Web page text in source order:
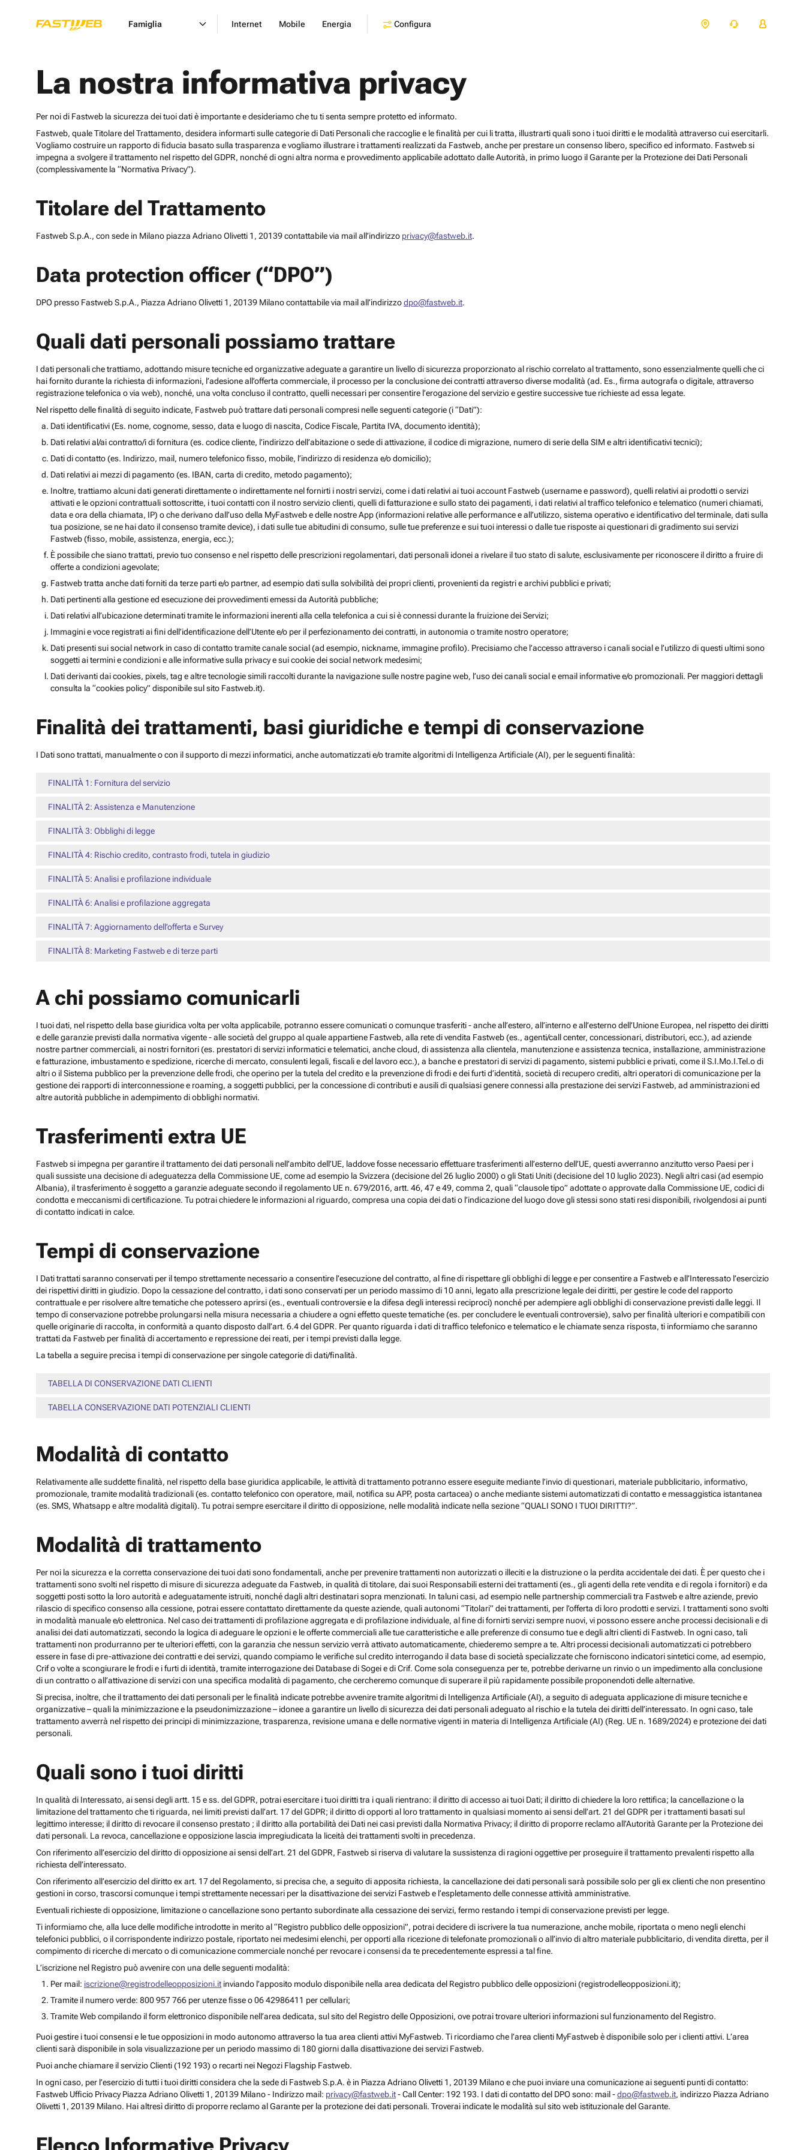
Famiglia Internet Mobile Energia Configura
La nostra informativa privacy
Per noi di Fastweb la sicurezza dei tuoi dati è importante e desideriamo che tu ti senta sempre protetto ed informato.
Fastweb, quale Titolare del Trattamento, desidera informarti sulle categorie di Dati Personali che raccoglie e le finalità per cui li tratta, illustrarti quali sono i tuoi diritti e le modalità attraverso cui esercitarli.
Vogliamo costruire un rapporto di fiducia basato sulla trasparenza e vogliamo illustrare i trattamenti realizzati da Fastweb, anche per prestare un consenso libero, specifico ed informato. Fastweb si
impegna a svolgere il trattamento nel rispetto del GDPR, nonché di ogni altra norma e provvedimento applicabile adottato dalle Autorità, in primo luogo il Garante per la Protezione dei Dati Personali
(complessivamente la “Normativa Privacy”).
Titolare del Trattamento
Fastweb S.p.A., con sede in Milano piazza Adriano Olivetti 1, 20139 contattabile via mail all’indirizzo privacy@fastweb.it.
Data protection officer (“DPO”)
DPO presso Fastweb S.p.A., Piazza Adriano Olivetti 1, 20139 Milano contattabile via mail all’indirizzodpo@fastweb.it.
Quali dati personali possiamo trattare
I dati personali che trattiamo, adottando misure tecniche ed organizzative adeguate a garantire un livello di sicurezza proporzionato al rischio correlato al trattamento, sono essenzialmente quelli che ci
hai fornito durante la richiesta di informazioni, l’adesione all’offerta commerciale, il processo per la conclusione dei contratti attraverso diverse modalità (ad. Es., firma autografa o digitale, attraverso
registrazione telefonica o via web), nonché, una volta concluso il contratto, quelli necessari per consentire l’erogazione del servizio e gestire successive tue richieste ad essa legate.
Nel rispetto delle finalità di seguito indicate, Fastweb può trattare dati personali compresi nelle seguenti categorie (i “Dati”):
Dati identificativi (Es. nome, cognome, sesso, data e luogo di nascita, Codice Fiscale, Partita IVA, documento identità);
Dati relativi al/ai contratto/i di fornitura (es. codice cliente, l’indirizzo dell’abitazione o sede di attivazione, il codice di migrazione, numero di serie della SIM e altri identificativi tecnici);
Dati di contatto (es. Indirizzo, mail, numero telefonico fisso, mobile, l’indirizzo di residenza e/o domicilio);
Dati relativi ai mezzi di pagamento (es. IBAN, carta di credito, metodo pagamento);
Inoltre, trattiamo alcuni dati generati direttamente o indirettamente nel fornirti i nostri servizi, come i dati relativi ai tuoi account Fastweb (username e password), quelli relativi ai prodotti o servizi
attivati e le opzioni contrattuali sottoscritte, i tuoi contatti con il nostro servizio clienti, quelli di fatturazione e sullo stato dei pagamenti, i dati relativi al traffico telefonico e telematico (numeri chiamati,
data e ora della chiamata, IP) o che derivano dall’uso della MyFastweb e delle nostre App (informazioni relative alle performance e all’utilizzo, sistema operativo e identificativo del terminale, dati sulla
tua posizione, se ne hai dato il consenso tramite device), i dati sulle tue abitudini di consumo, sulle tue preferenze e sui tuoi interessi o dalle tue risposte ai questionari di gradimento sui servizi
Fastweb (fisso, mobile, assistenza, energia, ecc.);
È possibile che siano trattati, previo tuo consenso e nel rispetto delle prescrizioni regolamentari, dati personali idonei a rivelare il tuo stato di salute, esclusivamente per riconoscere il diritto a fruire di
offerte a condizioni agevolate;
Fastweb tratta anche dati forniti da terze parti e/o partner, ad esempio dati sulla solvibilità dei propri clienti, provenienti da registri e archivi pubblici e privati;
Dati pertinenti alla gestione ed esecuzione dei provvedimenti emessi da Autorità pubbliche;
Dati relativi all’ubicazione determinati tramite le informazioni inerenti alla cella telefonica a cui si è connessi durante la fruizione dei Servizi;
Immagini e voce registrati ai fini dell’identificazione dell’Utente e/o per il perfezionamento dei contratti, in autonomia o tramite nostro operatore;
Dati presenti sui social network in caso di contatto tramite canale social (ad esempio, nickname, immagine profilo). Precisiamo che l’accesso attraverso i canali social e l’utilizzo di questi ultimi sono
soggetti ai termini e condizioni e alle informative sulla privacy e sui cookie dei social network medesimi;
Dati derivanti dai cookies, pixels, tag e altre tecnologie simili raccolti durante la navigazione sulle nostre pagine web, l’uso dei canali social e email informative e/o promozionali. Per maggiori dettagli
consulta la “cookies policy” disponibile sul sito Fastweb.it).
Finalità dei trattamenti, basi giuridiche e tempi di conservazione
I Dati sono trattati, manualmente o con il supporto di mezzi informatici, anche automatizzati e/o tramite algoritmi di Intelligenza Artificiale (AI), per le seguenti finalità:
FINALITÀ 1: Fornitura del servizio
FINALITÀ 2: Assistenza e Manutenzione
FINALITÀ 3: Obblighi di legge
FINALITÀ 4: Rischio credito, contrasto frodi, tutela in giudizio
FINALITÀ 5: Analisi e profilazione individuale
FINALITÀ 6: Analisi e profilazione aggregata
FINALITÀ 7: Aggiornamento dell’offerta e Survey
FINALITÀ 8: Marketing Fastweb e di terze parti
A chi possiamo comunicarli
I tuoi dati, nel rispetto della base giuridica volta per volta applicabile, potranno essere comunicati o comunque trasferiti - anche all’estero, all’interno e all’esterno dell’Unione Europea, nel rispetto dei diritti
e delle garanzie previsti dalla normativa vigente - alle società del gruppo al quale appartiene Fastweb, alla rete di vendita Fastweb (es., agenti/call center, concessionari, distributori, ecc.), ad aziende
nostre partner commerciali, ai nostri fornitori (es. prestatori di servizi informatici e telematici, anche cloud, di assistenza alla clientela, manutenzione e assistenza tecnica, installazione, amministrazione
e fatturazione, imbustamento e spedizione, ricerche di mercato, consulenti legali, fiscali e del lavoro ecc.), a banche e prestatori di servizi di pagamento, sistemi pubblici e privati, come il S.I.Mo.I.Tel.o di
altri o il Sistema pubblico per la prevenzione delle frodi, che operino per la tutela del credito e la prevenzione di frodi e dei furti d’identità, società di recupero crediti, altri operatori di comunicazione per la
gestione dei rapporti di interconnessione e roaming, a soggetti pubblici, per la concessione di contributi e ausili di qualsiasi genere connessi alla prestazione dei servizi Fastweb, ad amministrazioni ed
altre autorità pubbliche in adempimento di obblighi normativi.
Trasferimenti extra UE
Fastweb si impegna per garantire il trattamento dei dati personali nell’ambito dell’UE, laddove fosse necessario effettuare trasferimenti all’esterno dell’UE, questi avverranno anzitutto verso Paesi per i
quali sussiste una decisione di adeguatezza della Commissione UE, come ad esempio la Svizzera (decisione del 26 luglio 2000) o gli Stati Uniti (decisione del 10 luglio 2023). Negli altri casi (ad esempio
Albania), il trasferimento è soggetto a garanzie adeguate secondo il regolamento UE n. 679/2016, artt. 46, 47 e 49, comma 2, quali “clausole tipo” adottate o approvate dalla Commissione UE, codici di
condotta e meccanismi di certificazione. Tu potrai chiedere le informazioni al riguardo, compresa una copia dei dati o l’indicazione del luogo dove gli stessi sono stati resi disponibili, rivolgendosi ai punti
di contatto indicati in calce.
Tempi di conservazione
I Dati trattati saranno conservati per il tempo strettamente necessario a consentire l’esecuzione del contratto, al fine di rispettare gli obblighi di legge e per consentire a Fastweb e all’Interessato l’esercizio
dei rispettivi diritti in giudizio. Dopo la cessazione del contratto, i dati sono conservati per un periodo massimo di 10 anni, legato alla prescrizione legale dei diritti, per gestire le code del rapporto
contrattuale e per risolvere altre tematiche che potessero aprirsi (es., eventuali controversie e la difesa degli interessi reciproci) nonché per adempiere agli obblighi di conservazione previsti dalle leggi. Il
tempo di conservazione potrebbe prolungarsi nella misura necessaria a chiudere a ogni effetto queste tematiche (es. per concludere le eventuali controversie), salvo per finalità ulteriori e compatibili con
quelle originarie di raccolta, in conformità a quanto disposto dall’art. 6.4 del GDPR. Per quanto riguarda i dati di traffico telefonico e telematico e le chiamate senza risposta, ti informiamo che saranno
trattati da Fastweb per finalità di accertamento e repressione dei reati, per i tempi previsti dalla legge.
La tabella a seguire precisa i tempi di conservazione per singole categorie di dati/finalità.
TABELLA DI CONSERVAZIONE DATI CLIENTI
TABELLA CONSERVAZIONE DATI POTENZIALI CLIENTI
Modalità di contatto
Relativamente alle suddette finalità, nel rispetto della base giuridica applicabile, le attività di trattamento potranno essere eseguite mediante l’invio di questionari, materiale pubblicitario, informativo,
promozionale, tramite modalità tradizionali (es. contatto telefonico con operatore, mail, notifica su APP, posta cartacea) o anche mediante sistemi automatizzati di contatto e messaggistica istantanea
(es. SMS, Whatsapp e altre modalità digitali). Tu potrai sempre esercitare il diritto di opposizione, nelle modalità indicate nella sezione “QUALI SONO I TUOI DIRITTI?”.
Modalità di trattamento
Per noi la sicurezza e la corretta conservazione dei tuoi dati sono fondamentali, anche per prevenire trattamenti non autorizzati o illeciti e la distruzione o la perdita accidentale dei dati. È per questo che i
trattamenti sono svolti nel rispetto di misure di sicurezza adeguate da Fastweb, in qualità di titolare, dai suoi Responsabili esterni dei trattamenti (es., gli agenti della rete vendita e di regola i fornitori) e da
soggetti posti sotto la loro autorità e adeguatamente istruiti, nonché dagli altri destinatari sopra menzionati. In taluni casi, ad esempio nelle partnership commerciali tra Fastweb e altre aziende, previo
rilascio di specifico consenso alla cessione, potrai essere contattato direttamente da queste aziende, quali autonomi “Titolari” dei trattamenti, per l’offerta di loro prodotti e servizi. I trattamenti sono svolti
in modalità manuale e/o elettronica. Nel caso dei trattamenti di profilazione aggregata e di profilazione individuale, al fine di fornirti servizi sempre nuovi, vi possono essere anche processi decisionali e di
analisi dei dati automatizzati, secondo la logica di adeguare le opzioni e le offerte commerciali alle tue caratteristiche e alle preferenze di consumo tue e degli altri clienti di Fastweb. In ogni caso, tali
trattamenti non produrranno per te ulteriori effetti, con la garanzia che nessun servizio verrà attivato automaticamente, chiederemo sempre a te. Altri processi decisionali automatizzati ci potrebbero
essere in fase di pre-attivazione dei contratti e dei servizi, quando compiamo le verifiche sul credito interrogando il data base di società specializzate che forniscono indicatori sintetici come, ad esempio,
Crif o volte a scongiurare le frodi e i furti di identità, tramite interrogazione dei Database di Sogei e di Crif. Come sola conseguenza per te, potrebbe derivarne un rinvio o un impedimento alla conclusione
di un contratto o all’attivazione di servizi con una specifica modalità di pagamento, che cercheremo comunque di superare il più rapidamente possibile proponendoti delle alternative.
Si precisa, inoltre, che il trattamento dei dati personali per le finalità indicate potrebbe avvenire tramite algoritmi di Intelligenza Artificiale (AI), a seguito di adeguata applicazione di misure tecniche e
organizzative – quali la minimizzazione e la pseudonimizzazione – idonee a garantire un livello di sicurezza dei dati personali adeguato al rischio e la tutela dei diritti dell’interessato. In ogni caso, tale
trattamento avverrà nel rispetto dei principi di minimizzazione, trasparenza, revisione umana e delle normative vigenti in materia di Intelligenza Artificiale (AI) (Reg. UE n. 1689/2024) e protezione dei dati
personali.
Quali sono i tuoi diritti
In qualità di Interessato, ai sensi degli artt. 15 e ss. del GDPR, potrai esercitare i tuoi diritti tra i quali rientrano: il diritto di accesso ai tuoi Dati; il diritto di chiedere la loro rettifica; la cancellazione o la
limitazione del trattamento che ti riguarda, nei limiti previsti dall’art. 17 del GDPR; il diritto di opporti al loro trattamento in qualsiasi momento ai sensi dell’art. 21 del GDPR per i trattamenti basati sul
legittimo interesse; il diritto di revocare il consenso prestato ; il diritto alla portabilità dei Dati nei casi previsti dalla Normativa Privacy; il diritto di proporre reclamo all’Autorità Garante per la Protezione dei
dati personali. La revoca, cancellazione e opposizione lascia impregiudicata la liceità dei trattamenti svolti in precedenza.
Con riferimento all’esercizio del diritto di opposizione ai sensi dell’art. 21 del GDPR, Fastweb si riserva di valutare la sussistenza di ragioni oggettive per proseguire il trattamento prevalenti rispetto alla
richiesta dell’interessato.
Con riferimento all’esercizio del diritto ex art. 17 del Regolamento, si precisa che, a seguito di apposita richiesta, la cancellazione dei dati personali sarà possibile solo per gli ex clienti che non presentino
gestioni in corso, trascorsi comunque i tempi strettamente necessari per la disattivazione dei servizi Fastweb e l’espletamento delle connesse attività amministrative.
Eventuali richieste di opposizione, limitazione o cancellazione sono pertanto subordinate alla cessazione dei servizi, fermo restando i tempi di conservazione previsti per legge.
Ti informiamo che, alla luce delle modifiche introdotte in merito al “Registro pubblico delle opposizioni”, potrai decidere di iscrivere la tua numerazione, anche mobile, riportata o meno negli elenchi
telefonici pubblici, o il corrispondente indirizzo postale, riportato nei medesimi elenchi, per opporti alla ricezione di telefonate promozionali o all’invio di altro materiale pubblicitario, di vendita diretta, per il
compimento di ricerche di mercato o di comunicazione commerciale nonché per revocare i consensi da te precedentemente espressi a tal fine.
L’iscrizione nel Registro può avvenire con una delle seguenti modalità:
Per mail: iscrizione@registrodelleopposizioni.it inviando l’apposito modulo disponibile nella area dedicata del Registro pubblico delle opposizioni (registrodelleopposizioni.it);
Tramite il numero verde: 800 957 766 per utenze fisse o 06 42986411 per cellulari;
Tramite Web compilando il form elettronico disponibile nell’area dedicata, sul sito del Registro delle Opposizioni, ove potrai trovare ulteriori informazioni sul funzionamento del Registro.
Puoi gestire i tuoi consensi e le tue opposizioni in modo autonomo attraverso la tua area clienti attivi MyFastweb. Ti ricordiamo che l’area clienti MyFastweb è disponibile solo per i clienti attivi. L’area
clienti sarà disponibile in sola visualizzazione per un periodo massimo di 180 giorni dalla disattivazione dei servizi Fastweb.
Puoi anche chiamare il servizio Clienti (192 193) o recarti nei Negozi Flagship Fastweb.
In ogni caso, per l’esercizio di tutti i tuoi diritti considera che la sede di Fastweb S.p.A. è in Piazza Adriano Olivetti 1, 20139 Milano e che puoi inviare una comunicazione ai seguenti punti di contatto:
Fastweb Ufficio Privacy Piazza Adriano Olivetti 1, 20139 Milano - Indirizzo mail: privacy@fastweb.it- Call Center: 192 193. I dati di contatto del DPO sono: mail -dpo@fastweb.it, indirizzo Piazza Adriano
Olivetti 1, 20139 Milano. Hai altresì diritto di proporre reclamo al Garante per la protezione dei dati personali. Troverai indicate le modalità sul sito web istituzionale del Garante.